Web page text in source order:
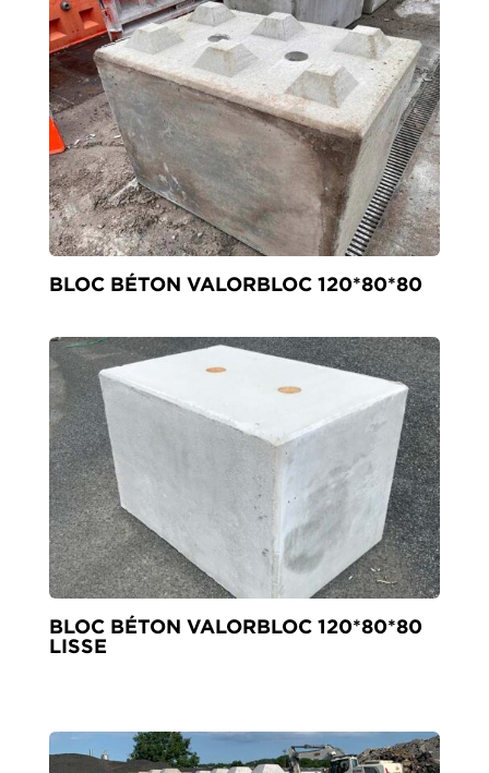
BLOC BÉTON VALORBLOC 120*80*80
BLOC BÉTON VALORBLOC 120*80*80
LISSE